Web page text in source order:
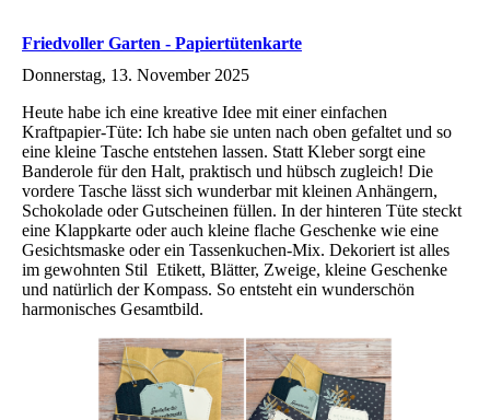
Friedvoller Garten - Papiertütenkarte
Donnerstag, 13. November 2025
Heute habe ich eine kreative Idee mit einer einfachen
Kraftpapier-Tüte: Ich habe sie unten nach oben gefaltet und so
eine kleine Tasche entstehen lassen. Statt Kleber sorgt eine
Banderole für den Halt, praktisch und hübsch zugleich! Die
vordere Tasche lässt sich wunderbar mit kleinen Anhängern,
Schokolade oder Gutscheinen füllen. In der hinteren Tüte steckt
eine Klappkarte oder auch kleine flache Geschenke wie eine
Gesichtsmaske oder ein Tassenkuchen-Mix. Dekoriert ist alles
im gewohnten Stil Etikett, Blätter, Zweige, kleine Geschenke
und natürlich der Kompass. So entsteht ein wunderschön
harmonisches Gesamtbild.